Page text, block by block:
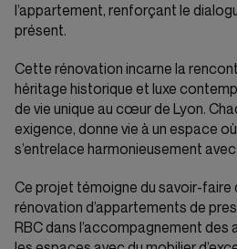
l’appartement, renforçant le
présent.
Cette rénovation incarne la
héritage historique et luxe
de vie unique au cœur de Lyon.
exigence, donne vie à un espace
s’entrelace harmonieusement
Ce projet témoigne du savoir-faire
rénovation d’appartements de
RBC dans l’accompagnement